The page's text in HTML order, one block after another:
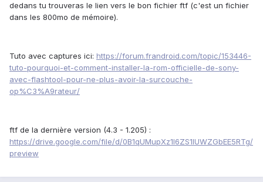
dedans tu trouveras le lien vers le bon fichier ftf (c'est un fichier
dans les 800mo de mémoire).
Tuto avec captures ici: https://forum.frandroid.com/topic/153446-
tuto-pourquoi-et-comment-installer-la-rom-officielle-de-sony-
avec-flashtool-pour-ne-plus-avoir-la-surcouche-
op%C3%A9rateur/
ftf de la dernière version (4.3 - 1.205) :
https://drive.google.com/file/d/0B1qUMupXz1l6ZS1lUWZGbEE5RTg/
preview